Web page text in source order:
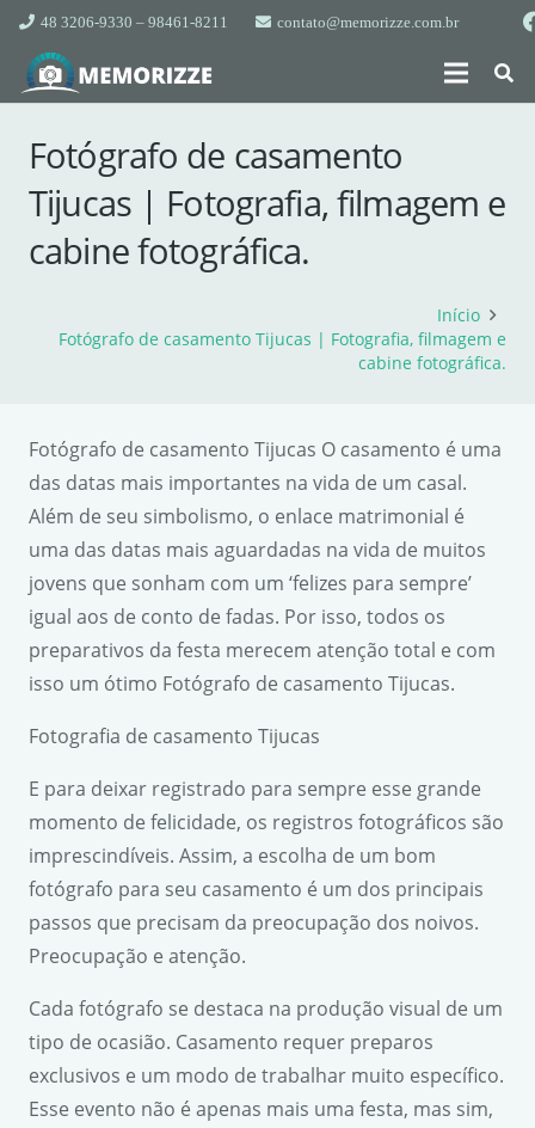
48 3206-9330 – 98461-8211 contato@memorizze.com.br
Fotógrafo de casamento
Tijucas | Fotografia, filmagem e
cabine fotográfica.
Início
Fotógrafo de casamento Tijucas | Fotografia, filmagem e
cabine fotográfica.
Fotógrafo de casamento Tijucas O casamento é uma
das datas mais importantes na vida de um casal.
Além de seu simbolismo, o enlace matrimonial é
uma das datas mais aguardadas na vida de muitos
jovens que sonham com um ‘felizes para sempre’
igual aos de conto de fadas. Por isso, todos os
preparativos da festa merecem atenção total e com
isso um ótimo Fotógrafo de casamento Tijucas.
Fotografia de casamento Tijucas
E para deixar registrado para sempre esse grande
momento de felicidade, os registros fotográficos são
imprescindíveis. Assim, a escolha de um bom
fotógrafo para seu casamento é um dos principais
passos que precisam da preocupação dos noivos.
Preocupação e atenção.
Cada fotógrafo se destaca na produção visual de um
tipo de ocasião. Casamento requer preparos
exclusivos e um modo de trabalhar muito específico.
Esse evento não é apenas mais uma festa, mas sim,